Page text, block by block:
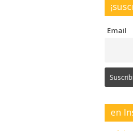
Email
en